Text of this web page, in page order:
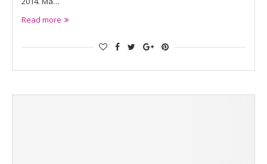
Read more